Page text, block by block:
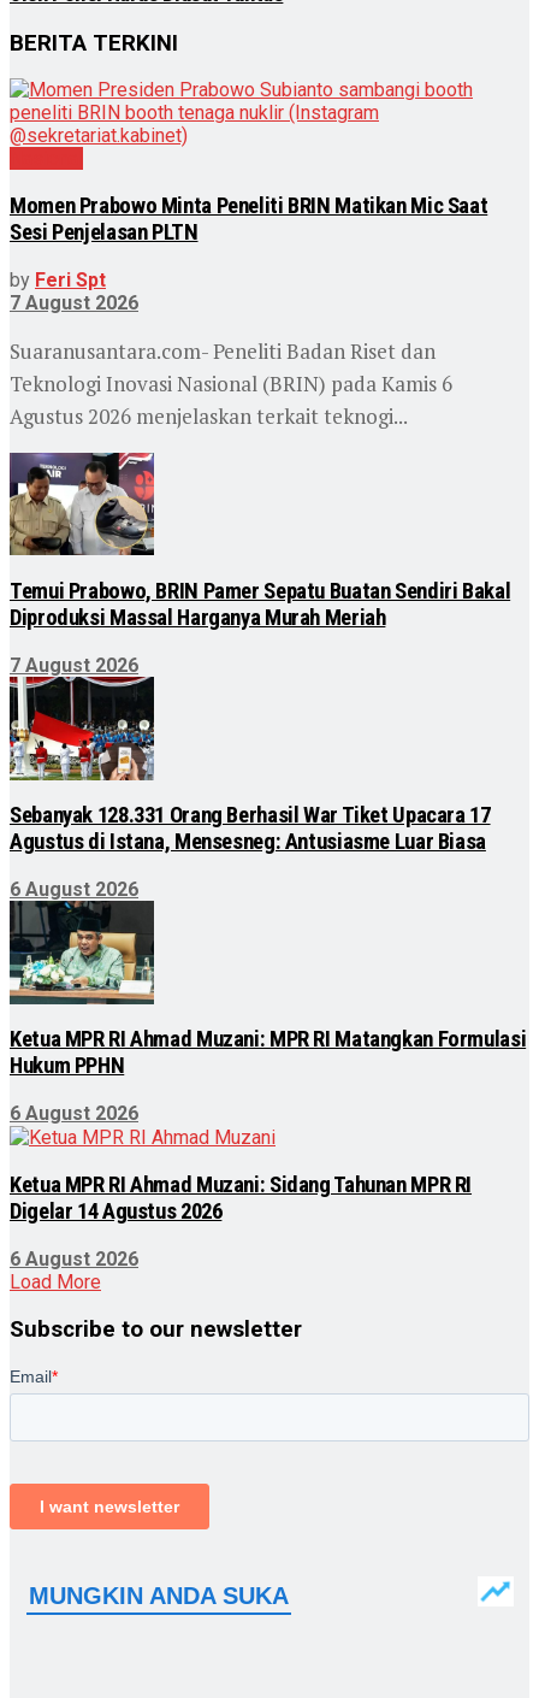
BERITA TERKINI
Momen Prabowo Minta Peneliti BRIN Matikan Mic Saat
Sesi Penjelasan PLTN
by Feri Spt
7 August 2026
Suaranusantara.com- Peneliti Badan Riset dan
Teknologi Inovasi Nasional (BRIN) pada Kamis 6
Agustus 2026 menjelaskan terkait teknogi...
Temui Prabowo, BRIN Pamer Sepatu Buatan Sendiri Bakal
Diproduksi Massal Harganya Murah Meriah
7 August 2026
Sebanyak 128.331 Orang Berhasil War Tiket Upacara 17
Agustus di Istana, Mensesneg: Antusiasme Luar Biasa
6 August 2026
Ketua MPR RI Ahmad Muzani: MPR RI Matangkan Formulasi
Hukum PPHN
6 August 2026
Ketua MPR RI Ahmad Muzani: Sidang Tahunan MPR RI
Digelar 14 Agustus 2026
6 August 2026
Load More
Subscribe to our newsletter